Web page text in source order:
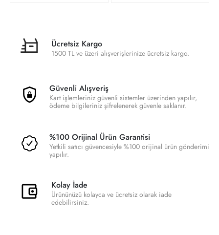
Ücretsiz Kargo
1500 TL ve üzeri alışverişlerinize ücretsiz kargo.
Güvenli Alışveriş
Kart işlemleriniz güvenli sistemler üzerinden yapılır,
ödeme bilgileriniz şifrelenerek güvenle saklanır.
%100 Orijinal Ürün Garantisi
Yetkili satıcı güvencesiyle %100 orijinal ürün gönderimi
yapılır.
Kolay İade
Ürününüzü kolayca ve ücretsiz olarak iade
edebilirsiniz.